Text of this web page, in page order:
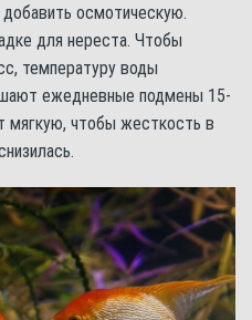
осмотическую.
для нереста. Чтобы
температуру воды
ежедневные подмены 15-
мягкую, чтобы жесткость в